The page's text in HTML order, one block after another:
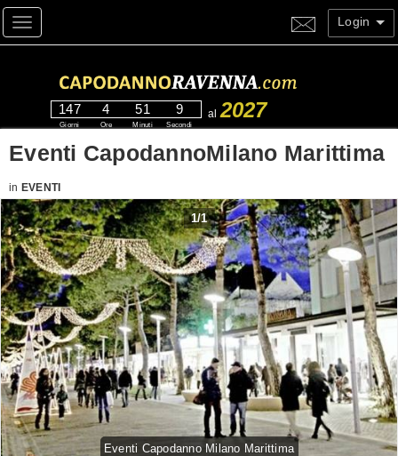
Toggle navigation Login
147
Giorni
4
Ore
51
Minuti
9
Secondi
al 2027
Eventi CapodannoMilano Marittima
in EVENTI
1/1
Eventi Capodanno Milano Marittima